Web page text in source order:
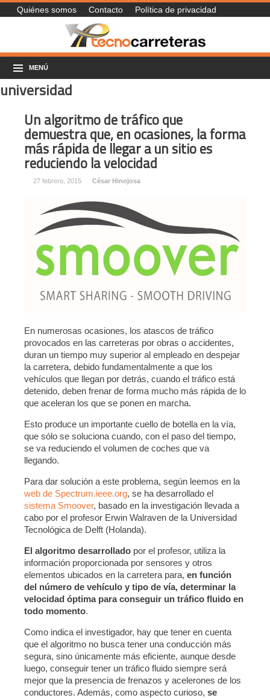
Quiénes somos Contacto Política de privacidad
MENÚ
universidad
Un algoritmo de tráfico que
demuestra que, en ocasiones, la forma
más rápida de llegar a un sitio es
reduciendo la velocidad
27 febrero, 2015 César Hinojosa
En numerosas ocasiones, los atascos de tráfico
provocados en las carreteras por obras o accidentes,
duran un tiempo muy superior al empleado en despejar
la carretera, debido fundamentalmente a que los
vehículos que llegan por detrás, cuando el tráfico está
detenido, deben frenar de forma mucho más rápida de lo
que aceleran los que se ponen en marcha.
Esto produce un importante cuello de botella en la vía,
que sólo se soluciona cuando, con el paso del tiempo,
se va reduciendo el volumen de coches que va
llegando.
Para dar solución a este problema, según leemos en la
web de Spectrum.ieee.org, se ha desarrollado el
sistema Smoover, basado en la investigación llevada a
cabo por el profesor Erwin Walraven de la Universidad
Tecnológica de Delft (Holanda).
El algoritmo desarrollado por el profesor, utiliza la
información proporcionada por sensores y otros
elementos ubicados en la carretera para, en función
del número de vehículo y tipo de vía, determinar la
velocidad óptima para conseguir un tráfico fluido en
todo momento.
Como indica el investigador, hay que tener en cuenta
que el algoritmo no busca tener una conducción más
segura, sino únicamente más eficiente, aunque desde
luego, conseguir tener un tráfico fluido siempre será
mejor que la presencia de frenazos y acelerones de los
conductores. Además, como aspecto curioso, se